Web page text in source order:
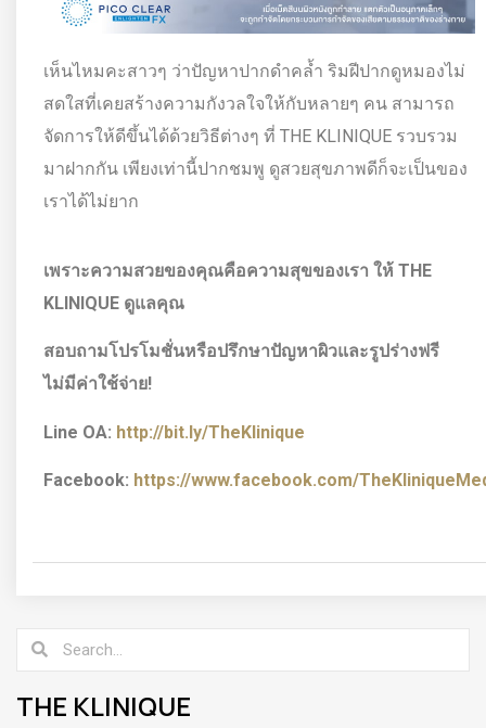
เห็นไหมคะสาวๆ ว่าปัญหาปากดำคล้ำ ริมฝีปากดูหมองไม่
สดใสที่เคยสร้างความกังวลใจให้กับหลายๆ คน สามารถ
จัดการให้ดีขึ้นได้ด้วยวิธีต่างๆ ที่ THE KLINIQUE รวบรวม
มาฝากกัน เพียงเท่านี้ปากชมพู ดูสวยสุขภาพดีก็จะเป็นของ
เราได้ไม่ยาก
เพราะความสวยของคุณคือความสุขของเรา ให้ THE
KLINIQUE ดูแลคุณ
สอบถามโปรโมชั่นหรือปรึกษาปัญหาผิวและรูปร่างฟรี
ไม่มีค่าใช้จ่าย!
Line OA: http://bit.ly/TheKlinique
Facebook: https://www.facebook.com/
THE KLINIQUE